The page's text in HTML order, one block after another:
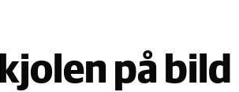
på bild